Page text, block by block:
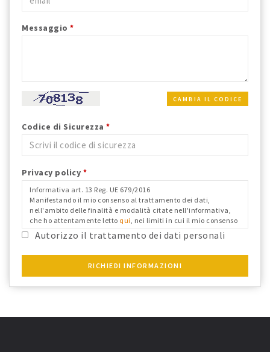
Messaggio *
CAMBIA IL CODICE
Codice di Sicurezza *
Privacy policy *
Informativa art. 13 Reg. UE 679/2016
Manifestando il mio consenso al trattamento dei dati,
nell'ambito delle finalità e modalità citate nell'informativa,
che ho attentamente letto qui , nei limiti in cui il mio consenso
fosse richiesto ai fini del Reg. Ue 679/2016 e confermo i dati
anagrafici riportati.
Autorizzo il trattamento dei dati personali
RICHIEDI INFORMAZIONI